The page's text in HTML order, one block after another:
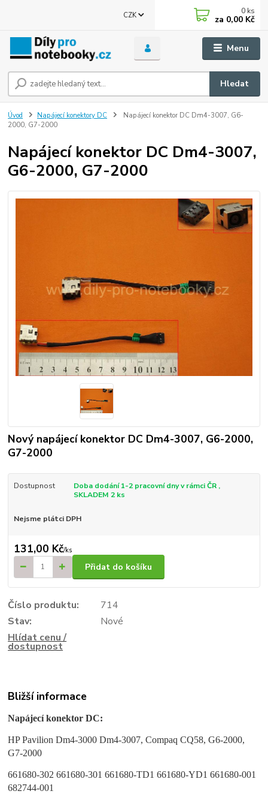
Menu
CZK
Hledat
0 ks
za 0,00 Kč
Úvod Napájecí konektory DC
Napájecí konektor DC Dm4-3007, G6-
2000, G7-2000
Napájecí konektor DC Dm4-3007,
G6-2000, G7-2000
Nový napájecí konektor DC Dm4-3007, G6-2000,
G7-2000
Dostupnost
Doba dodání 1-2 pracovní dny v rámci ČR ,
SKLADEM 2 ks
Nejsme plátci DPH
131,00 Kč/ks
Přidat do košíku
Číslo produktu:
714
Stav:
Nové
Hlídat cenu /
dostupnost
Bližší informace
Napájecí konektor DC:
HP Pavilion Dm4-3000 Dm4-3007, Compaq CQ58, G6-2000,
G7-2000
661680-302 661680-301 661680-TD1 661680-YD1 661680-001
682744-001